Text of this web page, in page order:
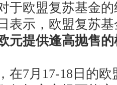
于欧盟复苏基金
表示，欧盟复苏
元提供逢高抛售
7月17-18日的欧